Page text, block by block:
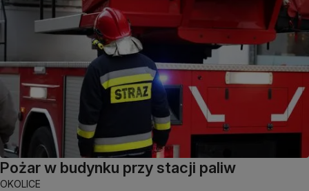
Pożar w budynku przy stacji paliw
OKOLICE